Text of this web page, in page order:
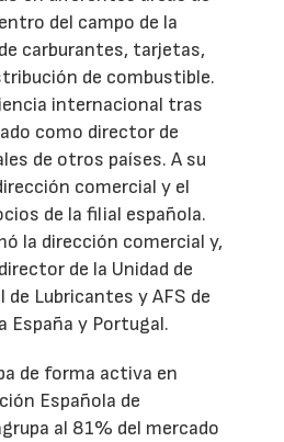
del campo de la
carburantes, tarjetas,
de combustible.
internacional tras
como director de
de otros países. A su
comercial y el
de la filial española.
la dirección comercial y,
de la Unidad de
Lubricantes y AFS de
España y Portugal.
de forma activa en
Española de
al 81% del mercado